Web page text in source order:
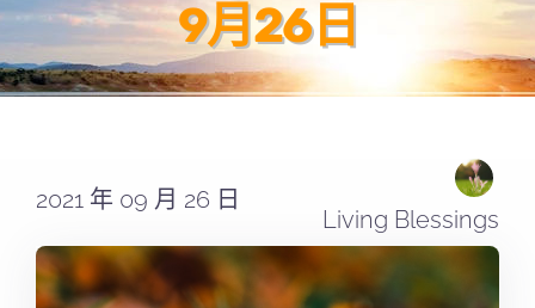
關於我們
奉獻支持
Search
for:
9月26日
2021 年 09 月 26 日
Living Blessings